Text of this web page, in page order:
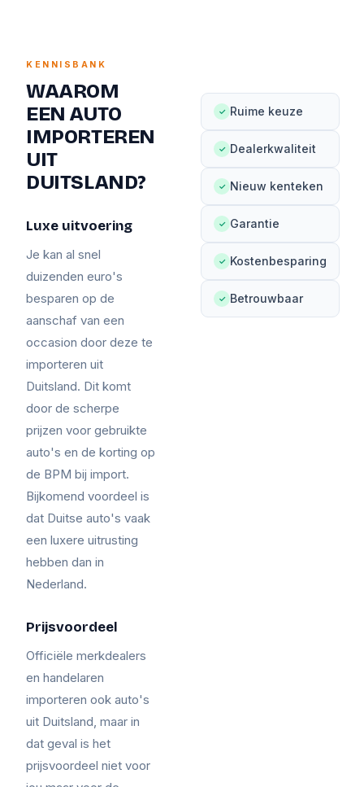
KENNISBANK
WAAROM
EEN AUTO
IMPORTEREN
UIT
DUITSLAND?
Luxe uitvoering
Je kan al snel
duizenden euro's
besparen op de
aanschaf van een
occasion door deze te
importeren uit
Duitsland. Dit komt
door de scherpe
prijzen voor gebruikte
auto's en de korting op
de BPM bij import.
Bijkomend voordeel is
dat Duitse auto's vaak
een luxere uitrusting
hebben dan in
Nederland.
Prijsvoordeel
Officiële merkdealers
en handelaren
importeren ook auto's
uit Duitsland, maar in
dat geval is het
prijsvoordeel niet voor
✓ Ruime keuze
✓ Dealerkwaliteit
✓ Nieuw kenteken
✓ Garantie
✓ Kostenbesparing
✓ Betrouwbaar